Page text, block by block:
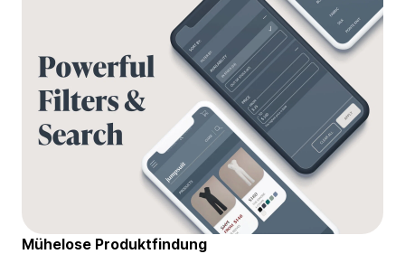
Mühelose Produktfindung